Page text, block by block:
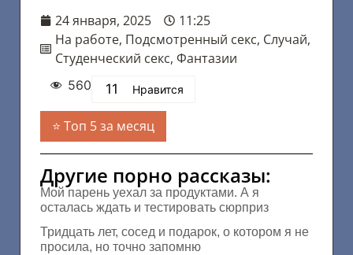
24 января, 2025
11:25
На работе, Подсмотренный секс, Случай,
Студенческий секс, Фантазии
560 11 Нравится
Топ 5 за месяц
Другие порно рассказы:
Мой парень уехал за продуктами. А я
осталась ждать и тестировать сюрприз
Тридцать лет, сосед и подарок, о котором я не
просила, но точно запомню